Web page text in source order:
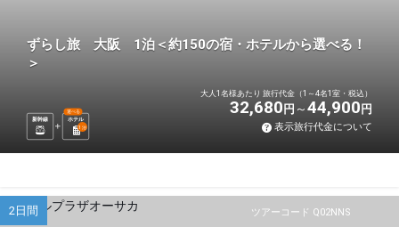
ずらし旅 大阪 1泊＜約150の宿・ホテルから選べる！
＞
新幹線 ホテル
選べる
1 泊
大人1名様あたり 旅行代金（1～4名1室・税込）
32,680 円 44,900 円
表示旅行代金について
ツアーコード Q02NNS
2日間